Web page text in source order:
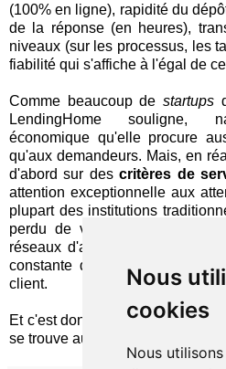
Nous
cookies
Nous
(100% en ligne), rapidité du
de la réponse (en heures),
niveaux (sur les processus, les
fiabilité qui s'affiche à l'égal de
Comme beaucoup destartups
LendingHome souligne,
économique qu'elle procure
qu'aux demandeurs. Mais, en
d'abord sur descritères de
attention exceptionnelle aux
plupart des institutions
perdu de vue, en dépit de
réseaux d'agence (et de
constante de leurs
client.
Et c'est donc un nouveau
se trouve aujourd'hui directement